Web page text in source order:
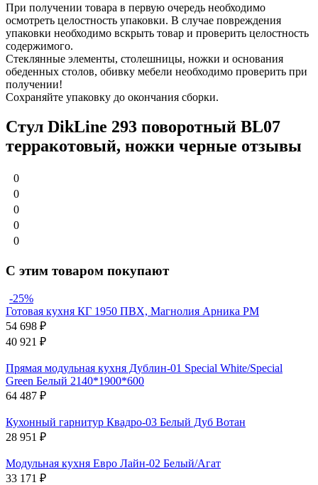
При получении товара в первую очередь необходимо
осмотреть целостность упаковки. В случае повреждения
упаковки необходимо вскрыть товар и проверить целостность
содержимого.
Стеклянные элементы, столешницы, ножки и основания
обеденных столов, обивку мебели необходимо проверить при
получении!
Сохраняйте упаковку до окончания сборки.
Стул DikLine 293 поворотный BL07
терракотовый, ножки черные отзывы
0
0
0
0
0
С этим товаром покупают
-25%
Готовая кухня КГ 1950 ПВХ, Магнолия Арника РМ
54 698 ₽
40 921 ₽
Прямая модульная кухня Дублин-01 Special White/Special
Green Белый 2140*1900*600
64 487 ₽
Кухонный гарнитур Квадро-03 Белый Дуб Вотан
28 951 ₽
Модульная кухня Евро Лайн-02 Белый/Агат
33 171 ₽